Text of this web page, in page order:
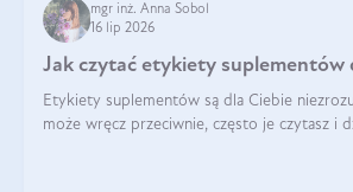
mgr inż. Anna Sobol
16 lip 2026
Jak czytać etykiety suplementów
Etykiety suplementów są dla Ciebie
może wręcz przeciwnie, często je czytasz i